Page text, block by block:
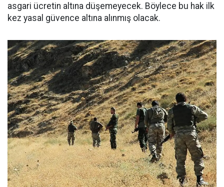
asgari ücretin altına düşemeyecek. Böylece bu hak ilk
kez yasal güvence altına alınmış olacak.